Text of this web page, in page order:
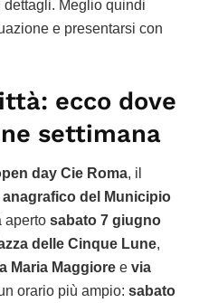
Meglio quindi
e presentarsi con
ecco dove
settimana
day Cie Roma, il
del Municipio
aperto sabato 7 giugno
delle Cinque Lune,
Maria Maggiore e via
orario più ampio: sabato